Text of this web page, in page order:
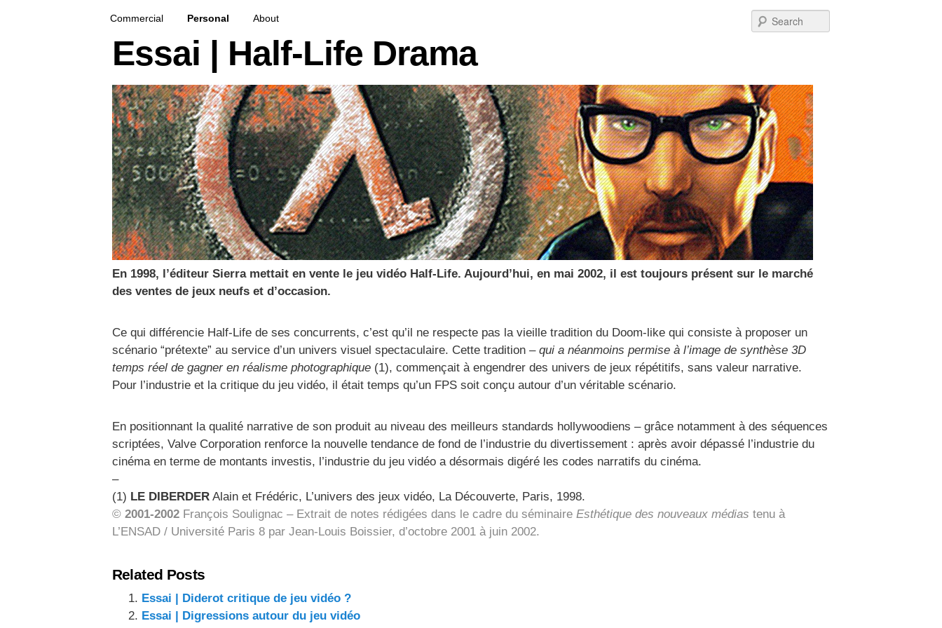
François Soulignac | Digital Creative
Primary menu
Skip to primary content
Skip to secondary content
Commercial Personal About
Essai | Half-Life Drama
En 1998, l’éditeur Sierra mettait en vente le jeu vidéo Half-Life. Aujourd’hui, en mai 2002, il est toujours présent sur le marché
des ventes de jeux neufs et d’occasion.
Ce qui différencie Half-Life de ses concurrents, c’est qu’il ne respecte pas la vieille tradition du Doom-like qui consiste à proposer un
scénario “prétexte” au service d’un univers visuel spectaculaire. Cette tradition – qui a néanmoins permise à l’image de synthèse 3D
temps réel de gagner en réalisme photographique(1), commençait à engendrer des univers de jeux répétitifs, sans valeur narrative.
Pour l’industrie et la critique du jeu vidéo, il était temps qu’un FPS soit conçu autour d’un véritable scénario.
En positionnant la qualité narrative de son produit au niveau des meilleurs standards hollywoodiens – grâce notamment à des séquences
scriptées, Valve Corporation renforce la nouvelle tendance de fond de l’industrie du divertissement : après avoir dépassé l’industrie du
cinéma en terme de montants investis, l’industrie du jeu vidéo a désormais digéré les codes narratifs du cinéma.
–
(1) LE DIBERDERAlain et Frédéric, L’univers des jeux vidéo, La Découverte, Paris, 1998.
© 2001-2002François Soulignac – Extrait de notes rédigées dans le cadre du séminaire Esthétique des nouveaux médias tenu à
L’ENSAD / Université Paris 8 par Jean-Louis Boissier, d’octobre 2001 à juin 2002.
Related Posts
Essai | Diderot critique de jeu vidéo ?
Essai | Digressions autour du jeu vidéo